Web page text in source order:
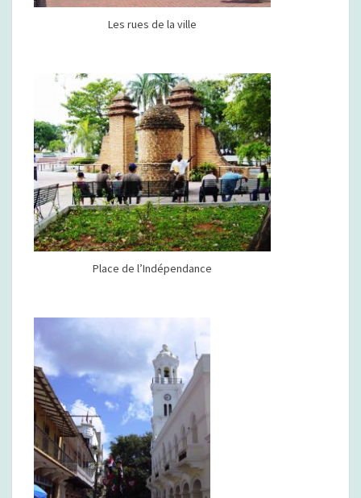
Les rues de la ville
Place de l’Indépendance